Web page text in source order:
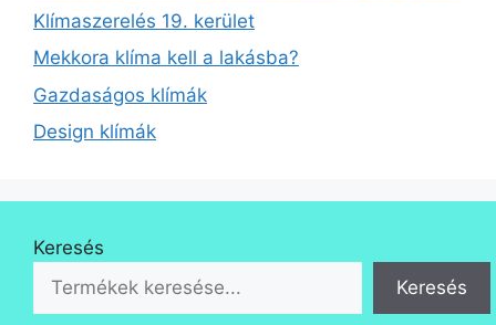
Klímaszerelés 19. kerület
Mekkora klíma kell a lakásba?
Gazdaságos klímák
Design klímák
Keresés
Keresés